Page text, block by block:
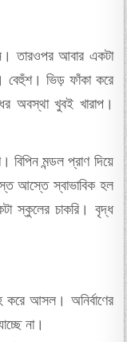
তারওপর আবার একটা
ভিড় ফাঁকা করে
অবস্থা খুবই খারাপ।
মন্ডল প্রাণ দিয়ে
আস্তে স্বাভাবিক হল
স্কুলের চাকরি। বৃদ্ধ
করে আসল। অনির্বাণের
না।